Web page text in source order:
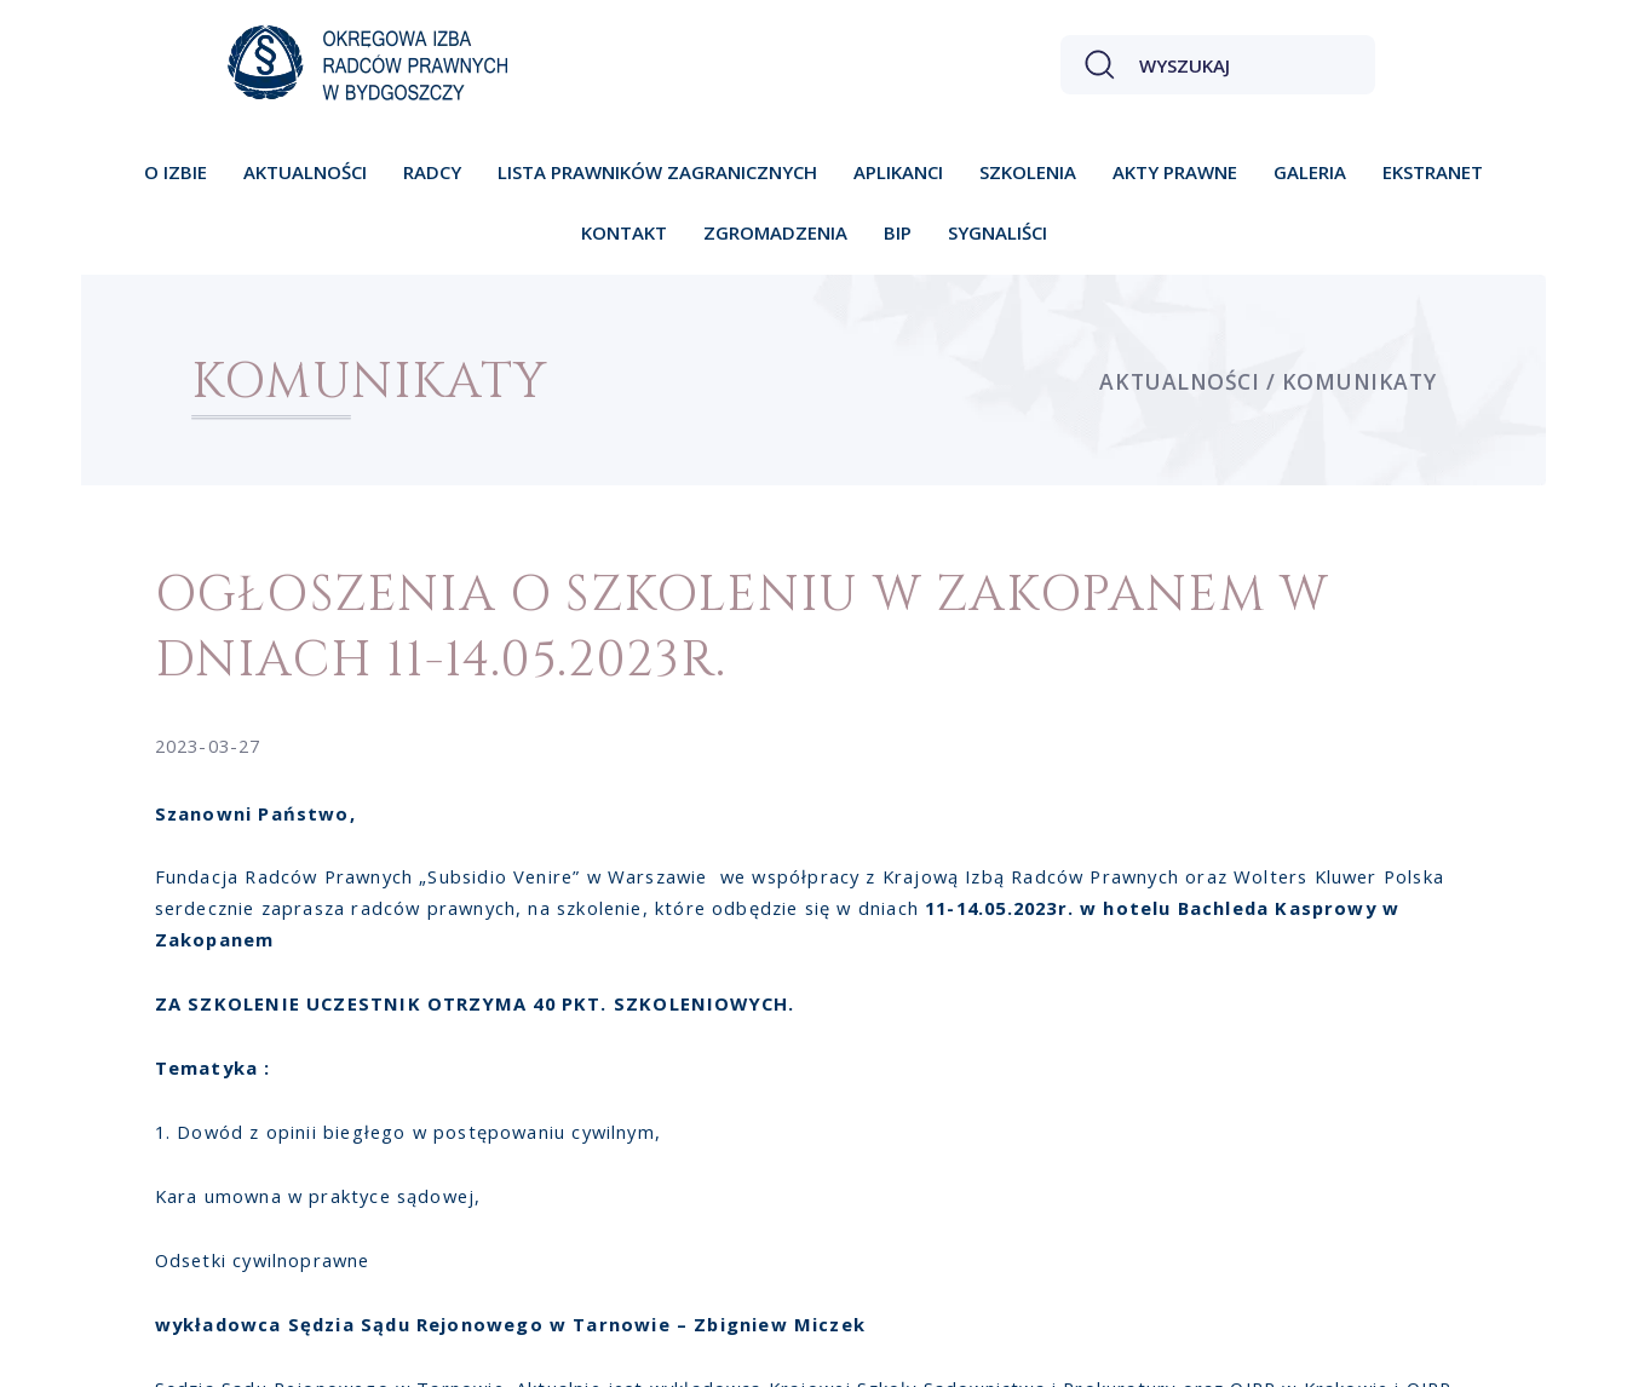
O IZBIE AKTUALNOŚCI RADCY LISTA PRAWNIKÓW ZAGRANICZNYCH APLIKANCI SZKOLENIA AKTY PRAWNE GALERIA EKSTRANET
KONTAKT ZGROMADZENIA BIP SYGNALIŚCI
KOMUNIKATY AKTUALNOŚCI / KOMUNIKATY
OGŁOSZENIA O SZKOLENIU W ZAKOPANEM W
DNIACH 11-14.05.2023R.
2023-03-27
Szanowni Państwo,
Fundacja Radców Prawnych „Subsidio Venire” w Warszawie we współpracy z Krajową Izbą Radców Prawnych oraz Wolters Kluwer Polska
serdecznie zaprasza radców prawnych, na szkolenie, które odbędzie się w dniach 11-14.05.2023r. w hotelu Bachleda Kasprowy w
Zakopanem
ZA SZKOLENIE UCZESTNIK OTRZYMA 40 PKT. SZKOLENIOWYCH.
Tematyka :
1. Dowód z opinii biegłego w postępowaniu cywilnym,
Kara umowna w praktyce sądowej,
Odsetki cywilnoprawne
wykładowca Sędzia Sądu Rejonowego w Tarnowie – Zbigniew Miczek